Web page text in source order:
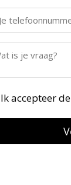
Ik accepteer de